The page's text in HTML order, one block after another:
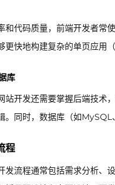
和代码质量，前端开发者
更快地构建复杂的单页应用
库
站开发还需要掌握后端技
。同时，数据库（如
程
发流程通常包括需求分析、